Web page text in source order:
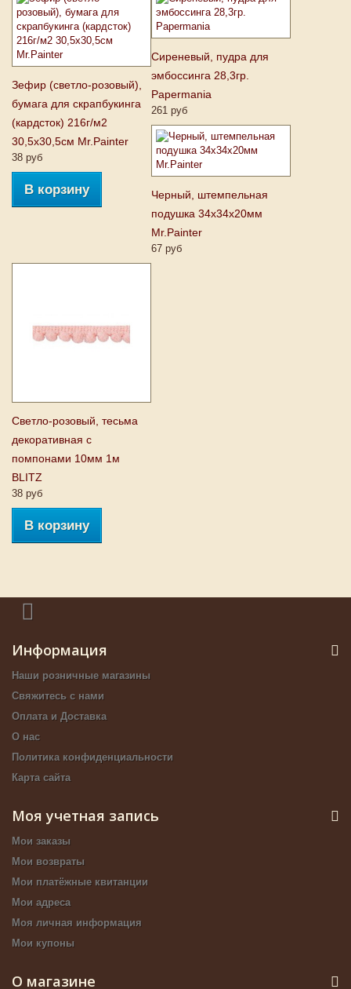
Зефир (светло-розовый),
бумага для скрапбукинга
(кардсток) 216г/м2
30,5x30,5см Mr.Painter
38 руб
В корзину
Сиреневый, пудра для
эмбоссинга 28,3гр.
Papermania
261 руб
Черный, штемпельная
подушка 34х34х20мм
Mr.Painter
67 руб
Светло-розовый, тесьма
декоративная с
помпонами 10мм 1м
BLITZ
38 руб
В корзину
Информация
Наши розничные магазины
Свяжитесь с нами
Оплата и Доставка
О нас
Политика конфиденциальности
Карта сайта
Моя учетная запись
Мои заказы
Мои возвраты
Мои платёжные квитанции
Мои адреса
Моя личная информация
Мои купоны
О магазине